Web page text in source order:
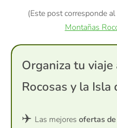
(Este post corresponde
Montañas
Organiza tu
Rocosas y la Isla
✈️ Las mejores ofertas